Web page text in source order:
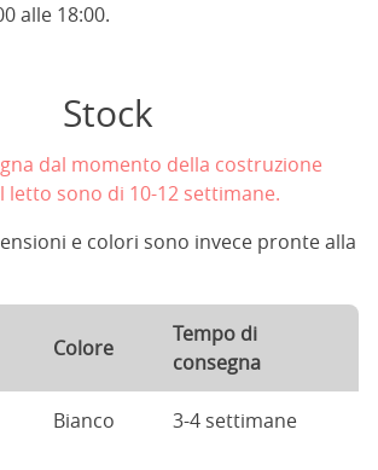
alle 18:00.
Stock
dal momento della costruzione
letto sono di 10-12 settimane.
e colori sono invece pronte alla
Colore
Tempo di
consegna
Bianco 3-4 settimane